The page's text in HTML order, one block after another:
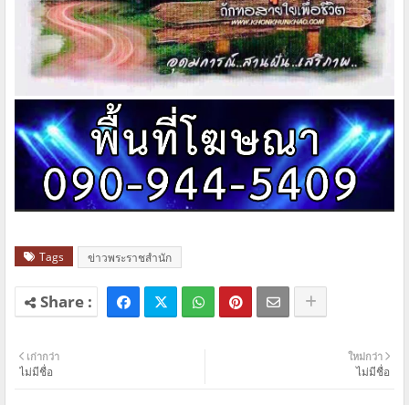
Tags ข่าวพระราชสำนัก
ใหม่กว่า
ไม่มีชื่อ
เก่ากว่า
ไม่มีชื่อ